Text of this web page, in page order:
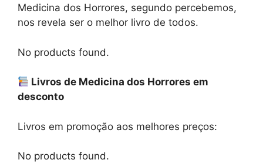
Medicina dos Horrores, segundo percebemos,
nos revela ser o melhor livro de todos.
No products found.
Livros de Medicina dos Horrores em
desconto
Livros em promoção aos melhores preços:
No products found.